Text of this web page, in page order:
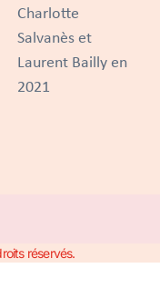
Charlotte
Salvanès et
Laurent Bailly en
2021
réservés.